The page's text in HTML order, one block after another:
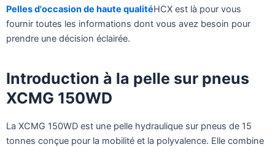
Pelles d'occasion de haute qualitéHCX est là pour vous
fournir toutes les informations dont vous avez besoin pour
prendre une décision éclairée.
Introduction à la pelle sur pneus
XCMG 150WD
La XCMG 150WD est une pelle hydraulique sur pneus de 15
tonnes conçue pour la mobilité et la polyvalence. Elle combine